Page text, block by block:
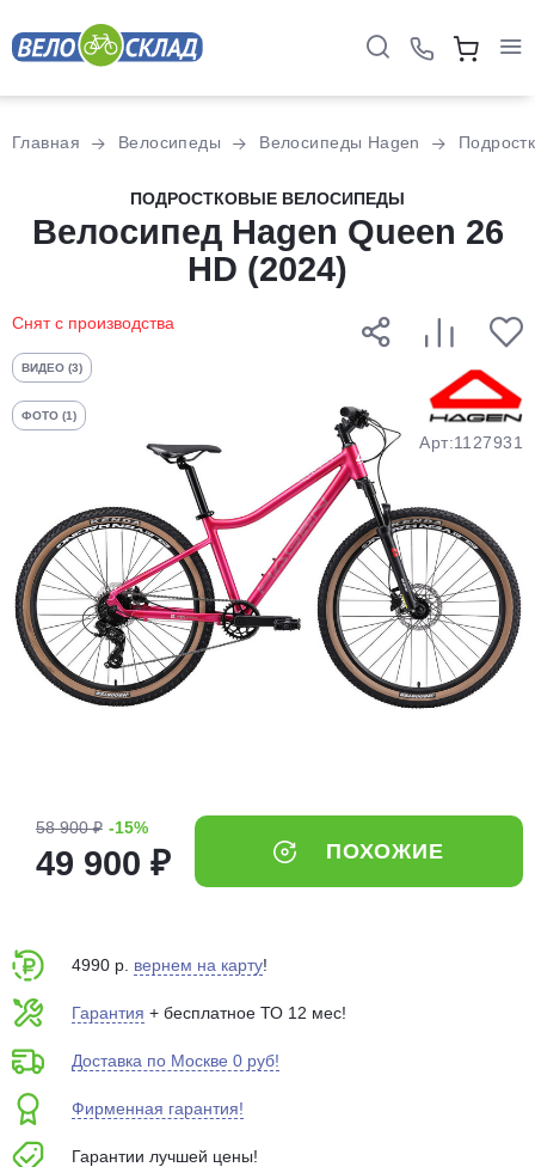
Главная Велосипеды Велосипеды Hagen
ПОДРОСТКОВЫЕ ВЕЛОСИПЕДЫ
Велосипед Hagen Queen 26
HD (2024)
Снят с производства
ВИДЕО (3)
ФОТО (1)
Арт:1127931
58 900 ₽ -15%
49 900 ₽ ПОХОЖИЕ
4990 р. вернем на карту!
Гарантия + бесплатное ТО 12 мес!
Доставка по Москве 0 руб!
Фирменная гарантия!
Гарантии лучшей цены!
Разбейте
оплатуна части
без переплат
График платежей
Добавляйте товары
в корзину
Оплачивайте сегодня только
25% картой любого банка
выбранный способом
75% будут
Подробнее